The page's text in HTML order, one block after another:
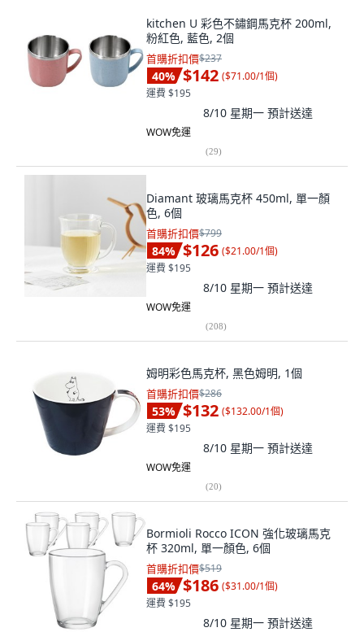
kitchen U 彩色不鏽鋼馬克杯 200ml,
粉紅色, 藍色, 2個
首購折扣價$237
40% $142 ($71.00/1個)
運費 $195
8/10 星期一 預計送達
WOW免運
(29)
Diamant 玻璃馬克杯 450ml, 單一顏
色, 6個
首購折扣價$799
84% $126 ($21.00/1個)
運費 $195
8/10 星期一 預計送達
WOW免運
(208)
姆明彩色馬克杯, 黑色姆明, 1個
首購折扣價$286
53% $132 ($132.00/1個)
運費 $195
8/10 星期一 預計送達
WOW免運
(20)
Bormioli Rocco ICON 強化玻璃馬克
杯 320ml, 單一顏色, 6個
首購折扣價$519
64% $186 ($31.00/1個)
運費 $195
8/10 星期一 預計送達